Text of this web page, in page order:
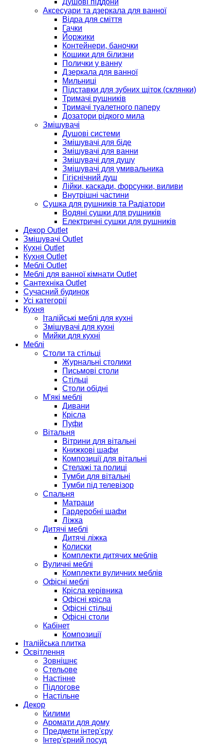
Душові піддони
Аксесуари та дзеркала для ванної
Відра для сміття
Гачки
Йоржики
Контейнери, баночки
Кошики для білизни
Полички у ванну
Дзеркала для ванної
Мильниці
Підставки для зубних щіток (склянки)
Тримачі рушників
Тримачі туалетного паперу
Дозатори рідкого мила
Змішувачі
Душові системи
Змішувачі для біде
Змішувачі для ванни
Змішувачі для душу
Змішувачі для умивальника
Гігієнічний душ
Лійки, каскади, форсунки, виливи
Внутрішні частини
Сушка для рушників та Радіатори
Водяні сушки для рушників
Електричні сушки для рушників
Декор Outlet
Змішувачі Outlet
Кухні Outlet
Кухня Outlet
Меблі Outlet
Меблі для ванної кімнати Outlet
Сантехніка Outlet
Сучасний будинок
Усі категорії
Кухня
Італійські меблі для кухні
Змішувачі для кухні
Мийки для кухні
Меблі
Столи та стільці
Журнальні столики
Письмові столи
Стільці
Столи обідні
М'які меблі
Дивани
Крісла
Пуфи
Вітальня
Вітрини для вітальні
Книжкові шафи
Композиції для вітальні
Стелажі та полиці
Тумби для вітальні
Тумби під телевізор
Спальня
Матраци
Гардеробні шафи
Ліжка
Дитячі меблі
Дитячі ліжка
Колиски
Комплекти дитячих меблів
Вуличні меблі
Комплекти вуличних меблів
Офісні меблі
Крісла керівника
Офісні крісла
Офісні стільці
Офісні столи
Кабінет
Композиції
Італійська плитка
Освітлення
Зовнішнє
Стельове
Настінне
Підлогове
Настільне
Декор
Килими
Аромати для дому
Предмети інтер'єру
Інтер'єрний посуд